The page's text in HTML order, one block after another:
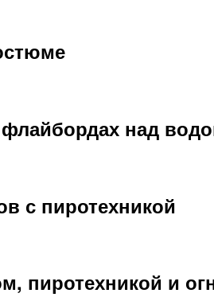
над
с пиротехникой
пиротехникой и